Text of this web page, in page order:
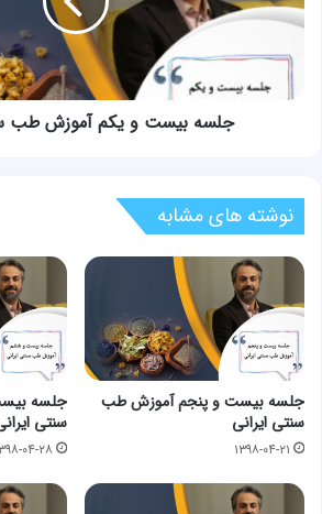
آموزش
طب
سنتی
ایرانی
جلسه بیست و یکم آموزش طب
نوشته های مشابه
جلسه بیست و پنجم آموزش طب
سنتی ایرانی
۱۳۹۸-۰۴-۲۱
جلسه
سنتی
۱۳۹۸-۰۴-